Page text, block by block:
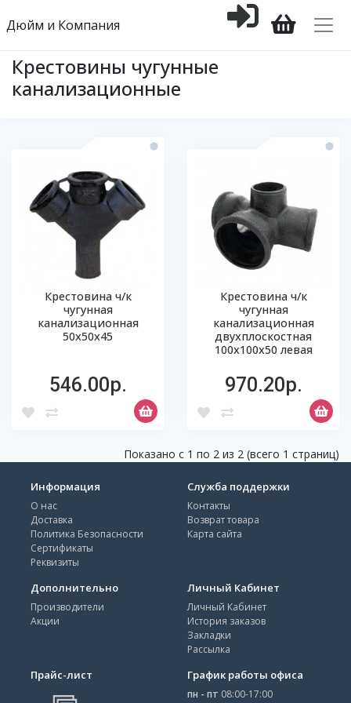
Дюйм и Компания
Крестовины чугунные
канализационные
Крестовина ч/к
чугунная
канализационная
50х50х45
546.00р.
Крестовина ч/к
чугунная
канализационная
двухплоскостная
100х100х50 левая
970.20р.
Показано с 1 по 2 из 2 (всего 1 страниц)
Информация
О нас
Доставка
Политика Безопасности
Сертификаты
Реквизиты
Служба поддержки
Контакты
Возврат товара
Карта сайта
Дополнительно
Производители
Акции
Личный Кабинет
Личный Кабинет
История заказов
Закладки
Рассылка
Прайс-лист График работы офиса
пн - пт 08:00-17:00